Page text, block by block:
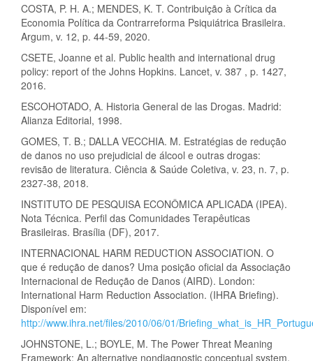
COSTA, P. H. A.; MENDES, K. T. Contribuição à Crítica da
Economia Política da Contrarreforma Psiquiátrica Brasileira.
Argum, v. 12, p. 44-59, 2020.
CSETE, Joanne et al. Public health and international drug
policy: report of the Johns Hopkins. Lancet, v. 387 , p. 1427,
2016.
ESCOHOTADO, A. Historia General de las Drogas. Madrid:
Alianza Editorial, 1998.
GOMES, T. B.; DALLA VECCHIA. M. Estratégias de redução
de danos no uso prejudicial de álcool e outras drogas:
revisão de literatura. Ciência & Saúde Coletiva, v. 23, n. 7, p.
2327-38, 2018.
INSTITUTO DE PESQUISA ECONÔMICA APLICADA (IPEA).
Nota Técnica. Perfil das Comunidades Terapêuticas
Brasileiras. Brasília (DF), 2017.
INTERNACIONAL HARM REDUCTION ASSOCIATION. O
que é redução de danos? Uma posição oficial da Associação
Internacional de Redução de Danos (AIRD). London:
International Harm Reduction Association. (IHRA Briefing).
Disponível em:
http://www.ihra.net/files/2010/06/01/
JOHNSTONE, L.; BOYLE, M. The Power Threat Meaning
Framework: An alternative nondiagnostic conceptual system.